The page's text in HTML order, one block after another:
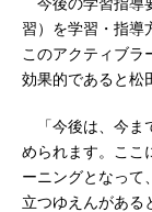
習）を学習・指導
このアクティブラ
効果的であると松
「今後は、今ま
められます。ここ
ーニングとなって
立つゆえんがある